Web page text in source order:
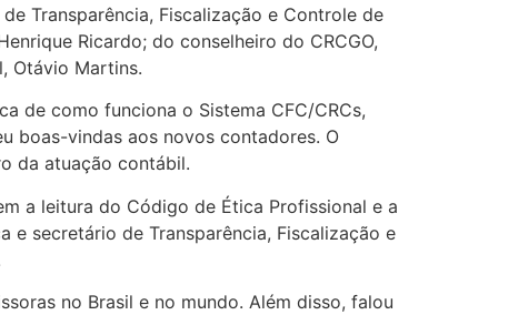
Transparência, Fiscalização e Controle de
Ricardo; do conselheiro do CRCGO,
Otávio Martins.
de como funciona o Sistema CFC/CRCs,
boas-vindas aos novos contadores. O
da atuação contábil.
a leitura do Código de Ética Profissional e a
e secretário de Transparência, Fiscalização e
no Brasil e no mundo. Além disso, falou